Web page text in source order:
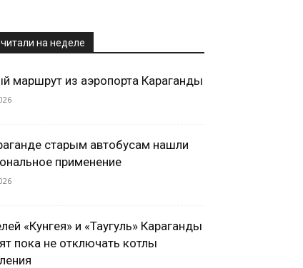
на неделе
маршрут из аэропорта Караганды
старым автобусам нашли
применение
«Кунгея» и «Таугуль» Караганды
пока не отключать котлы